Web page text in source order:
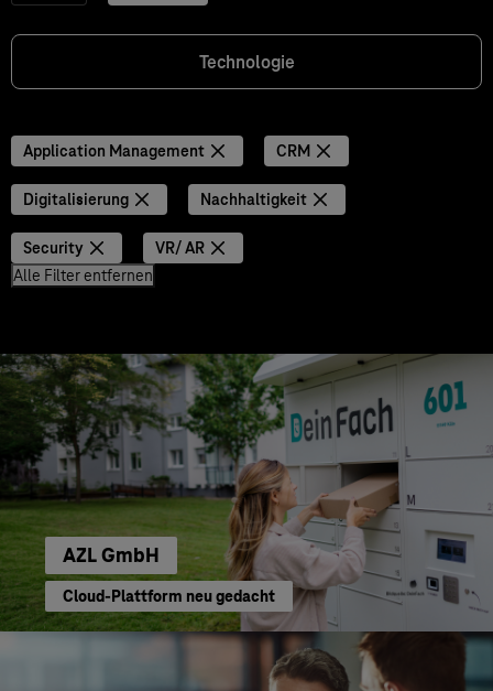
Technologie
Application Management CRM
Digitalisierung Nachhaltigkeit
Security
VR/ AR
Alle Filter entfernen
AZL GmbH
Cloud-Plattform neu gedacht